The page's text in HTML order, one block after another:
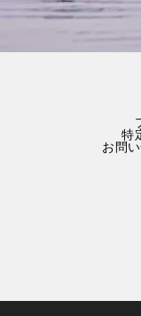
特
お問